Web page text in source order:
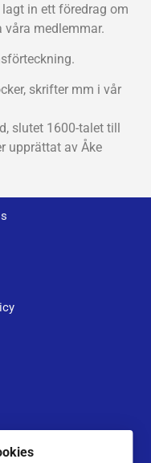
in ett föredrag om
medlemmar.
skrifter mm i vår
slutet 1600-talet till
upprättat av Åke